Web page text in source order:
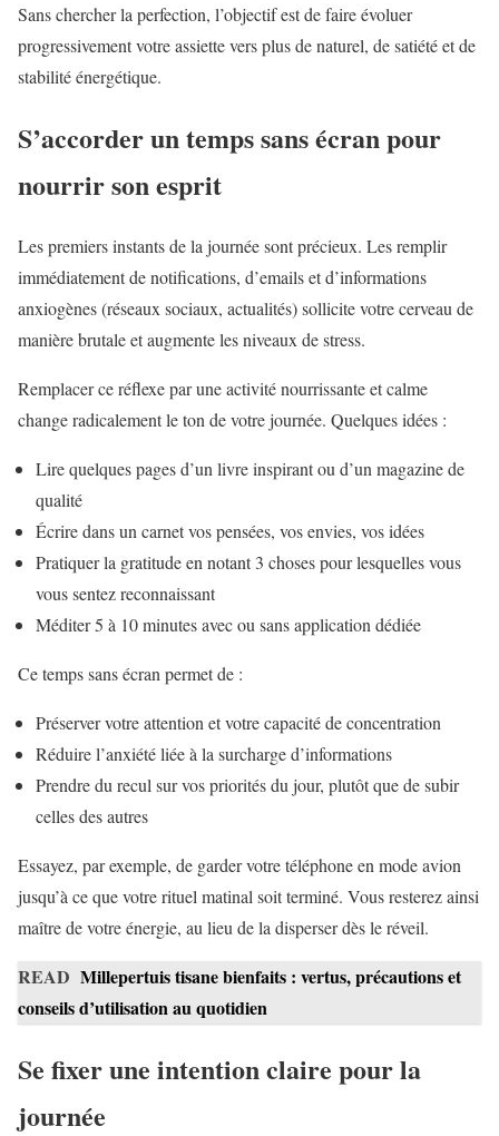
Sans chercher la perfection, l’objectif est de faire évoluer
progressivement votre assiette vers plus de naturel, de satiété et de
stabilité énergétique.
S’accorder un temps sans écran pour
nourrir son esprit
Les premiers instants de la journée sont précieux. Les remplir
immédiatement de notifications, d’emails et d’informations
anxiogènes (réseaux sociaux, actualités) sollicite votre cerveau de
manière brutale et augmente les niveaux de stress.
Remplacer ce réflexe par une activité nourrissante et calme
change radicalement le ton de votre journée. Quelques idées :
Lire quelques pages d’un livre inspirant ou d’un magazine de
qualité
Écrire dans un carnet vos pensées, vos envies, vos idées
Pratiquer la gratitude en notant 3 choses pour lesquelles vous
vous sentez reconnaissant
Méditer 5 à 10 minutes avec ou sans application dédiée
Ce temps sans écran permet de :
Préserver votre attention et votre capacité de concentration
Réduire l’anxiété liée à la surcharge d’informations
Prendre du recul sur vos priorités du jour, plutôt que de subir
celles des autres
Essayez, par exemple, de garder votre téléphone en mode avion
jusqu’à ce que votre rituel matinal soit terminé. Vous resterez ainsi
maître de votre énergie, au lieu de la disperser dès le réveil.
READ Millepertuis tisane bienfaits : vertus, précautions et
conseils d’utilisation au quotidien
Se fixer une intention claire pour la
journée